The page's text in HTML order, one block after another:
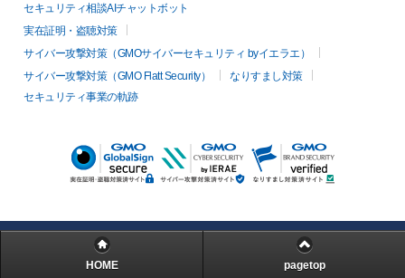
セキュリティ相談AIチャットボット
実在証明・盗聴対策
サイバー攻撃対策（GMOサイバーセキュリティ byイエラエ）
サイバー攻撃対策（GMO Flatt Security）
なりすまし対策
セキュリティ事業の軌跡
HOME pagetop